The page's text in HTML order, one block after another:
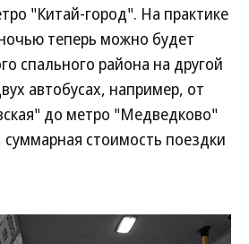
"Китай-город". На практике
теперь можно будет
спального района на другой
автобусах, например, от
до метро "Медведково"
стоимость поездки